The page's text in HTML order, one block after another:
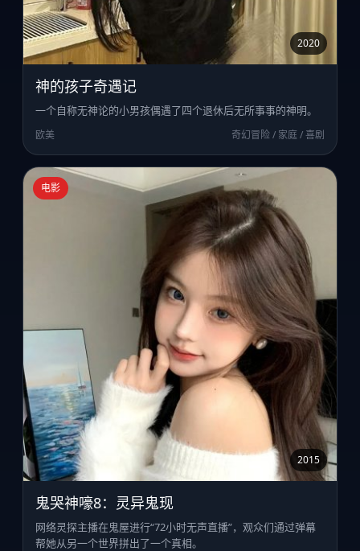
2020
神的孩子奇遇记
一个自称无神论的小男孩偶遇了四个退休后无所事事的神明。
欧美 奇幻冒险 / 家庭 / 喜剧
电影
2015
鬼哭神嚎8：灵异鬼现
网络灵探主播在鬼屋进行“72小时无声直播”，观众们通过弹幕
帮她从另一个世界拼出了一个真相。